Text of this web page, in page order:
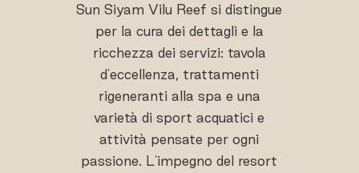
Sun Siyam Vilu Reef si distingue
per la cura dei dettagli e la
ricchezza dei servizi: tavola
d'eccellenza, trattamenti
rigeneranti alla spa e una
varietà di sport acquatici e
attività pensate per ogni
passione. L'impegno del resort